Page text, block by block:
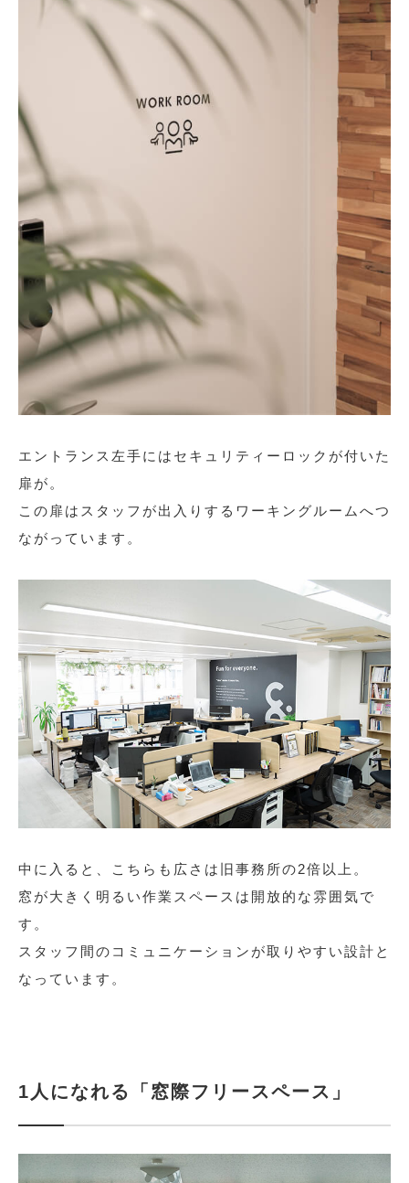
エントランス左手にはセキュリティーロックが付いた
扉が。
この扉はスタッフが出入りするワーキングルームへつ
ながっています。
中に入ると、こちらも広さは旧事務所の2倍以上。
窓が大きく明るい作業スペースは開放的な雰囲気で
す。
スタッフ間のコミュニケーションが取りやすい設計と
なっています。
1人になれる「窓際フリースペース」